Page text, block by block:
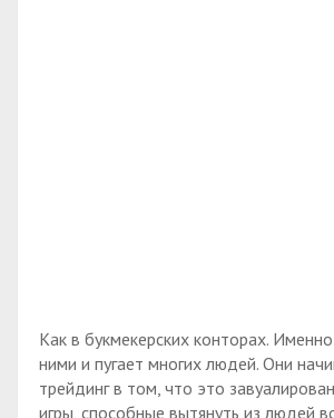
Как в букмекерских конторах.
ними и пугает многих людей. Они
трейдинг в том, что это
игры, способные вытянуть из людей